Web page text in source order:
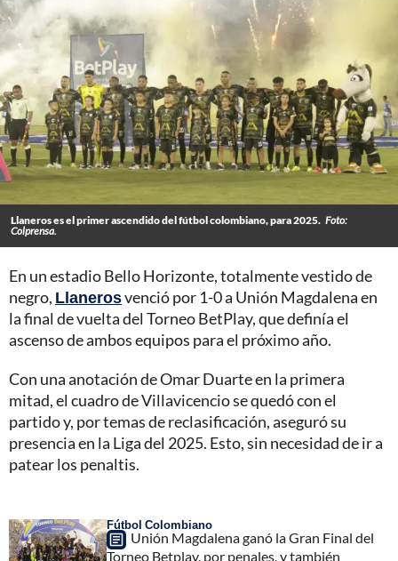
Llaneros es el primer ascendido del fútbol colombiano, para 2025. Foto:
Colprensa.
En un estadio Bello Horizonte, totalmente vestido de
negro, Llanerosvenció por 1-0 a Unión Magdalena en
la final de vuelta del Torneo BetPlay, que definía el
ascenso de ambos equipos para el próximo año.
Con una anotación de Omar Duarte en la primera
mitad, el cuadro de Villavicencio se quedó con el
partido y, por temas de reclasificación, aseguró su
presencia en la Liga del 2025. Esto, sin necesidad de ir a
patear los penaltis.
Fútbol Colombiano
Unión Magdalena ganó la Gran Final del
Torneo Betplay, por penales, y también